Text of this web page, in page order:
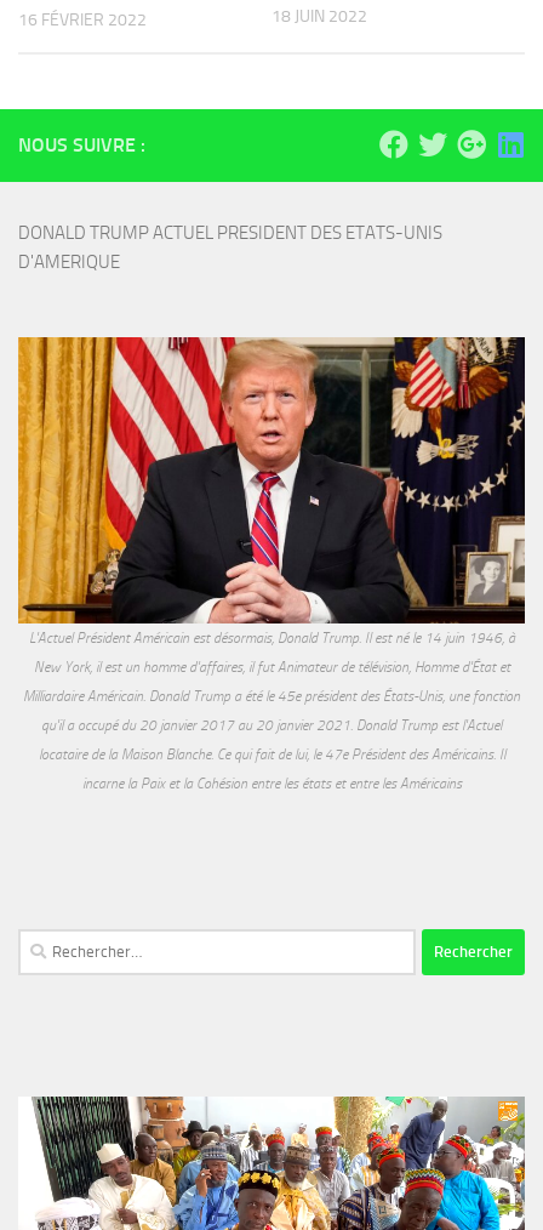
16 FÉVRIER 2022 18 JUIN 2022
NOUS SUIVRE :
DONALD TRUMP ACTUEL PRESIDENT DES ETATS-UNIS
D'AMERIQUE
L'Actuel Président Américain est désormais, Donald Trump. Il est né le 14 juin 1946, à
New York, il est un homme d'affaires, il fut Animateur de télévision, Homme d'État et
Milliardaire Américain. Donald Trump a été le 45e président des États-Unis, une fonction
qu'il a occupé du 20 janvier 2017 au 20 janvier 2021. Donald Trump est l'Actuel
locataire de la Maison Blanche. Ce qui fait de lui, le 47e Président des Américains. Il
incarne la Paix et la Cohésion entre les états et entre les Américains
Rechercher :